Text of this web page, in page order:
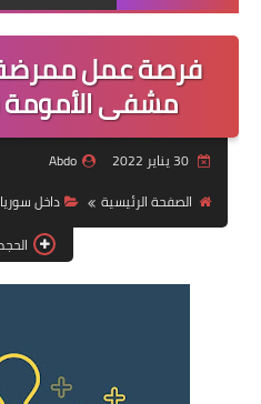
فرصة عمل
مشفى الأمومة
30 يناير 2022
Abdo
الصفحة الرئيسية
داخل سوريا